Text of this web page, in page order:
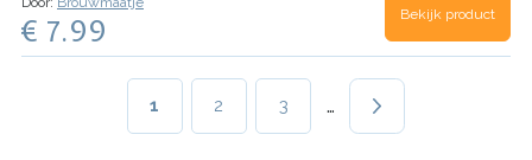
€ 7.99 Bekijk product
Huidige
1 Page
2 Page
3 …